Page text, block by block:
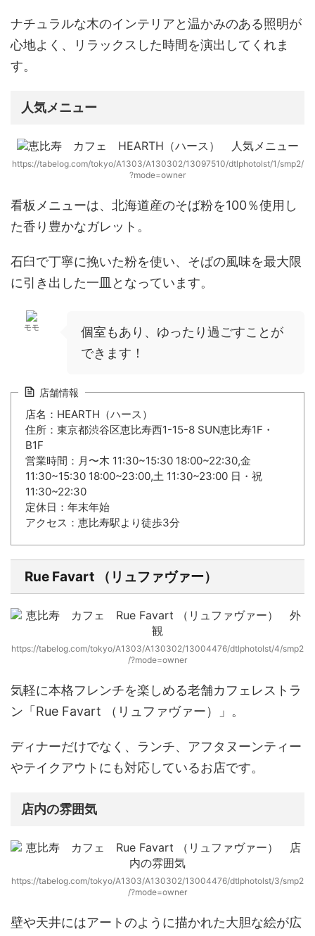
ナチュラルな木のインテリアと温かみのある照明が
心地よく、
リラックスした時間を演出してくれま
す。
人気メニュー
https://tabelog.com/tokyo/A1303/A130302/13097510/dtlphotolst/1/smp2/
?mode=owner
看板メニューは、北海道産のそば粉を100％使用し
た香り豊かなガレット 。
石臼で丁寧に挽いた粉を使い、そばの風味を最大限
に引き出した一皿となっています。
モモ
個室もあり、ゆったり過ごすことが
できます！
店舗情報
店名：HEARTH（ハース）
住所：東京都渋谷区恵比寿西1-15-8 SUN恵比寿1F・
B1F
営業時間：月〜木 11:30~15:30 18:00~22:30,金
11:30~15:30 18:00~23:00,土 11:30~23:00 日・祝
11:30~22:30
定休日：年末年始
アクセス：恵比寿駅より徒歩3分
Rue Favart （リュファヴァー）
https://tabelog.com/tokyo/A1303/A130302/13004476/dtlphotolst/4/smp2
/?mode=owner
気軽に本格フレンチを楽しめる老舗カフェレストラ
ン 「Rue Favart （リュファヴァー）」 。
ディナーだけでなく、ランチ、アフタヌーンティー
やテイクアウトにも対応しているお店です。
店内の雰囲気
https://tabelog.com/tokyo/A1303/A130302/13004476/dtlphotolst/3/smp2
/?mode=owner
壁や天井にはアートのように描かれた大胆な絵が広